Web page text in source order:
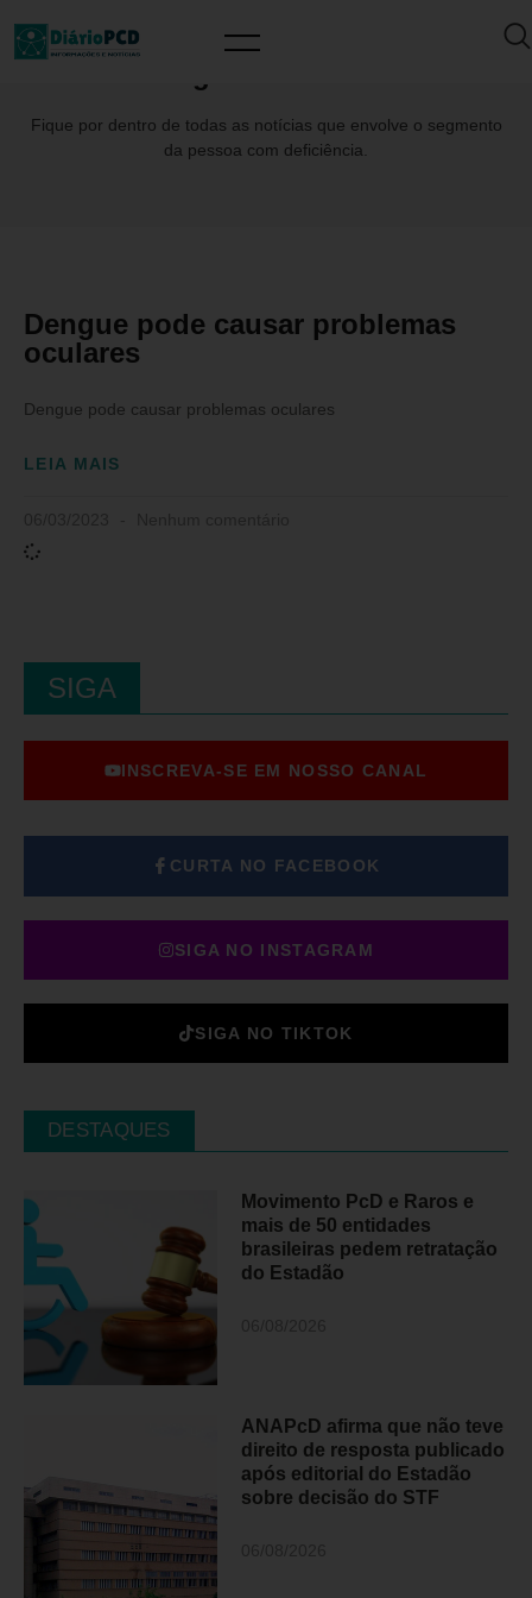
Fique por dentro de todas as notícias que envolve o segmento
da pessoa com deficiência.
Dengue pode causar problemas
oculares
Dengue pode causar problemas oculares
LEIA MAIS
SIGA
INSCREVA-SE EM NOSSO CANAL
CURTA NO FACEBOOK
SIGA NO INSTAGRAM
SIGA NO TIKTOK
DESTAQUES
Movimento PcD e Raros e
mais de 50 entidades
brasileiras pedem retratação
do Estadão
ANAPcD afirma que não teve
direito de resposta publicado
após editorial do Estadão
sobre decisão do STF